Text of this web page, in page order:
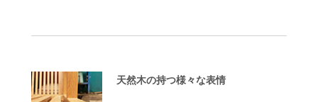
天然木の持つ様々な表情